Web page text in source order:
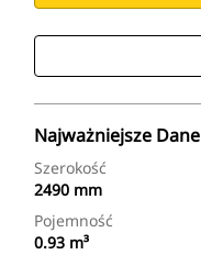
Najważniejsze Dane
Szerokość
2490 mm
Pojemność
0.93 m³